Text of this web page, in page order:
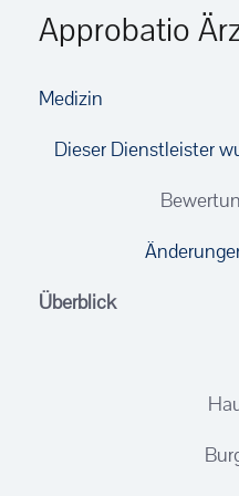
Approbatio
Medizin
Dieser Dienstleister
Überblick